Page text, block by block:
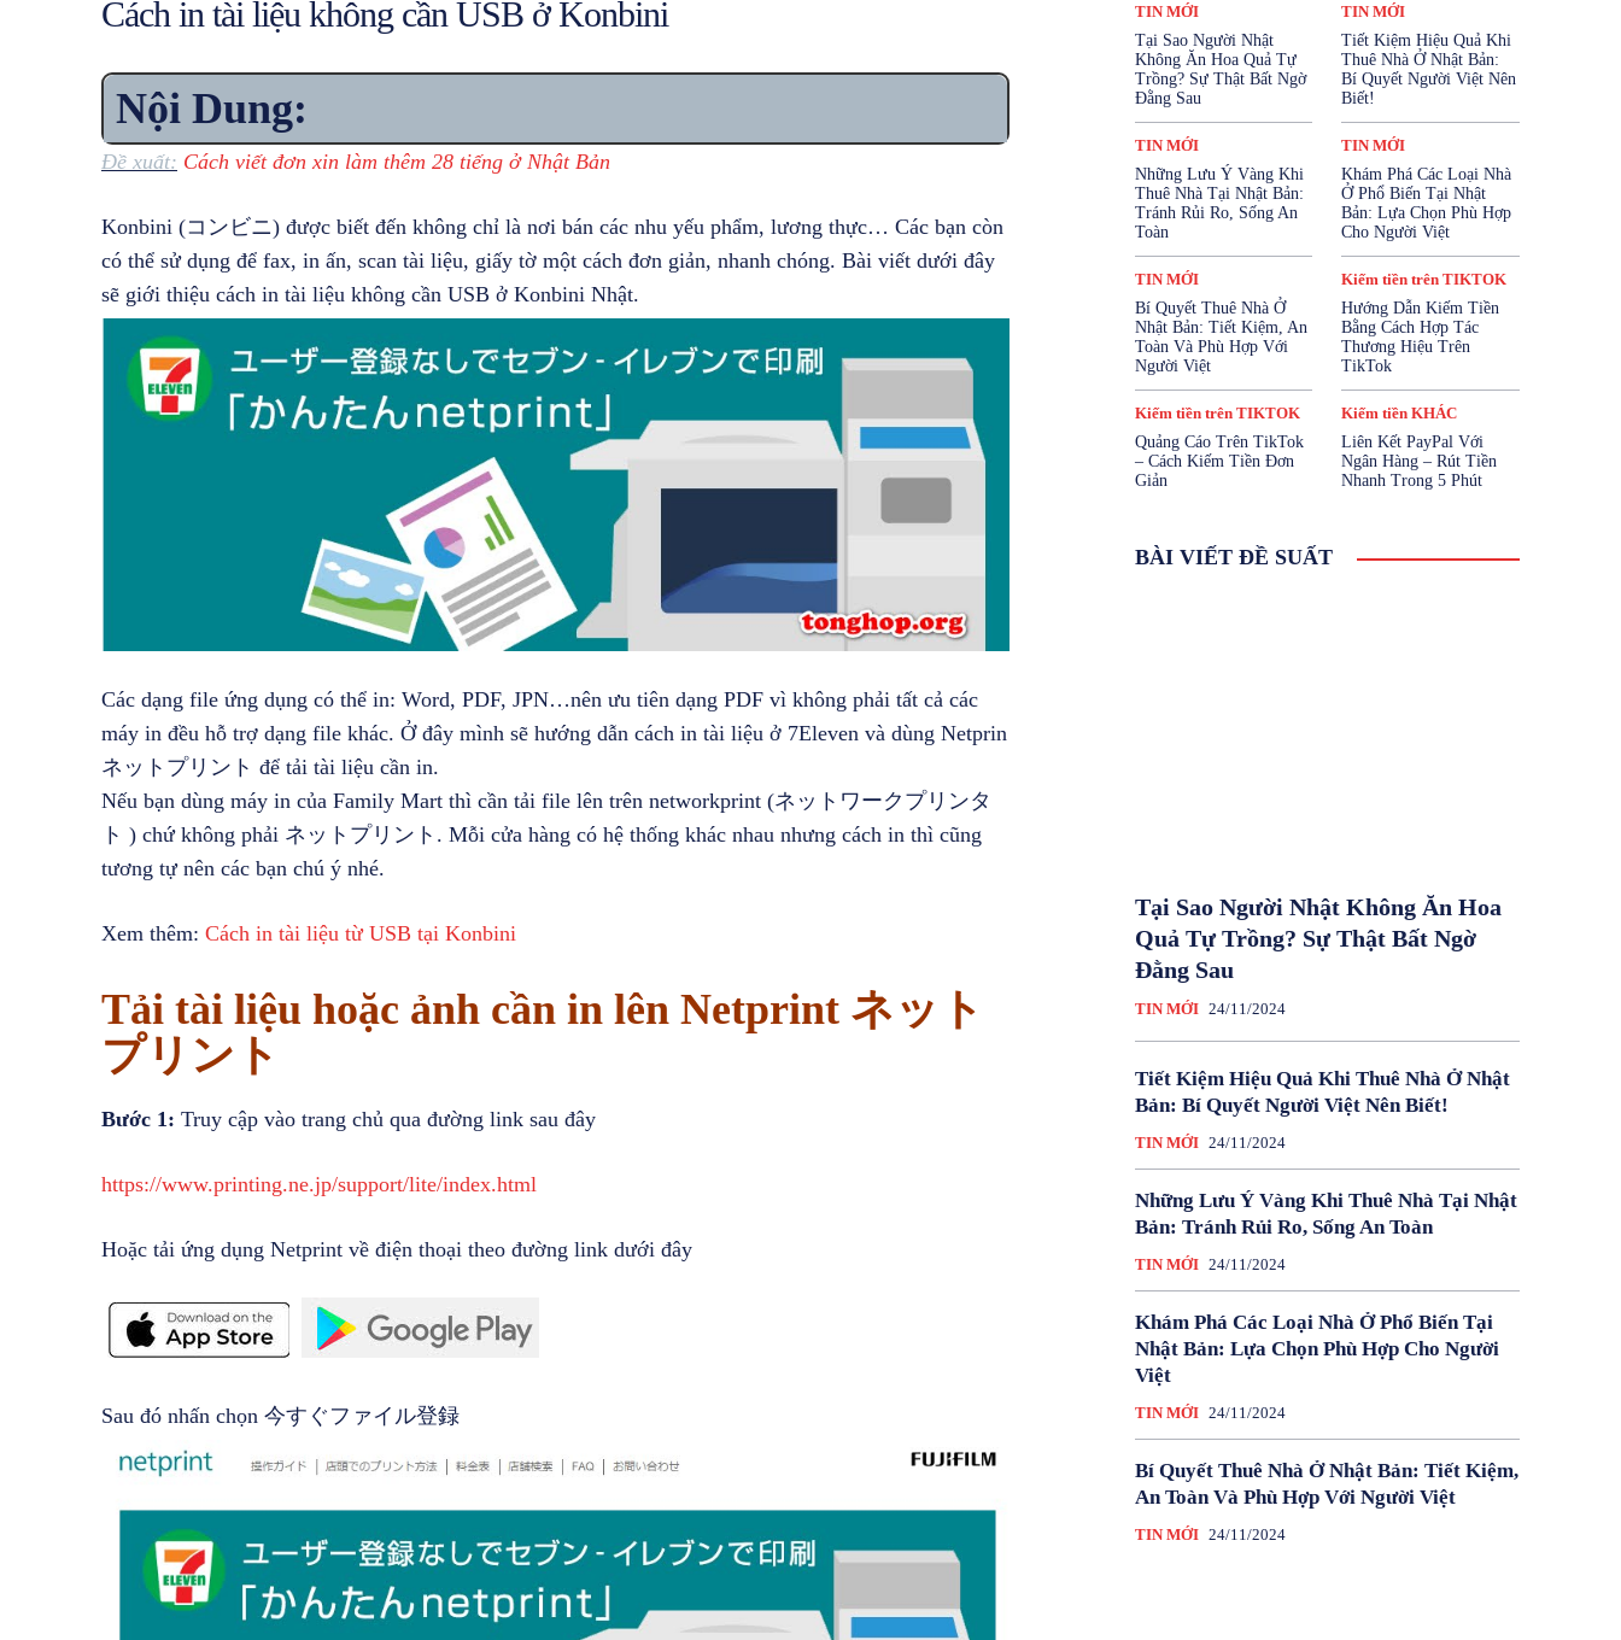
Cách in tài liệu không cần USB ở Konbini
Nội Dung:
Đề xuất: Cách viết đơn xin làm thêm 28 tiếng ở Nhật Bản
Konbini (コンビニ) được biết đến không chỉ là nơi bán các nhu yếu phẩm, lương thực… Các bạn còn
có thể sử dụng để fax, in ấn, scan tài liệu, giấy tờ một cách đơn giản, nhanh chóng. Bài viết dưới đây
sẽ giới thiệu cách in tài liệu không cần USB ở Konbini Nhật.
Các dạng file ứng dụng có thể in: Word, PDF, JPN…nên ưu tiên dạng PDF vì không phải tất cả các
máy in đều hỗ trợ dạng file khác. Ở đây mình sẽ hướng dẫn cách in tài liệu ở 7Eleven và dùng Netprin
ネットプリント để tải tài liệu cần in.
Nếu bạn dùng máy in của Family Mart thì cần tải file lên trên networkprint (ネットワークプリンタ
ト ) chứ không phải ネットプリント. Mỗi cửa hàng có hệ thống khác nhau nhưng cách in thì cũng
tương tự nên các bạn chú ý nhé.
Xem thêm: Cách in tài liệu từ USB tại Konbini
Tải tài liệu hoặc ảnh cần in lên Netprint ネット
プリント
Bước 1: Truy cập vào trang chủ qua đường link sau đây
https://www.printing.ne.jp/support/lite/index.html
Hoặc tải ứng dụng Netprint về điện thoại theo đường link dưới đây
Sau đó nhấn chọn 今すぐファイル登録
Kiếm tiền trên FACEBOOK
Kiếm tiền trên TIKTOK
Kiếm tiền trên YOUTUBE
Mở Tài Khoản Ngân Hàng
Mua Bảo Hiểm Online
Sản Phẩm Cho Trẻ Em
Tài Chính & Bảo Hiểm
TĂNG CƯỜNG SINH LÝ
Thiết Bị Điện Tử
Thời Trang
Thực Phẩm & Đồ Uống
Vay Tiền Online
Vay Tín Chấp
Nhiều hơn
TIN MỚI
Tại Sao Người Nhật
Không Ăn Hoa Quả Tự
Trồng? Sự Thật Bất Ngờ
Đằng Sau
TIN MỚI
Tiết Kiệm Hiệu Quả Khi
Thuê Nhà Ở Nhật Bản:
Bí Quyết Người Việt Nên
Biết!
TIN MỚI
Những Lưu Ý Vàng Khi
Thuê Nhà Tại Nhật Bản:
Tránh Rủi Ro, Sống An
Toàn
TIN MỚI
Khám Phá Các Loại Nhà
Ở Phổ Biến Tại Nhật
Bản: Lựa Chọn Phù Hợp
Cho Người Việt
TIN MỚI
Bí Quyết Thuê Nhà Ở
Nhật Bản: Tiết Kiệm, An
Toàn Và Phù Hợp Với
Người Việt
Kiếm tiền trên TIKTOK
Hướng Dẫn Kiếm Tiền
Bằng Cách Hợp Tác
Thương Hiệu Trên
TikTok
Kiếm tiền trên TIKTOK
Quảng Cáo Trên TikTok
– Cách Kiếm Tiền Đơn
Giản
Kiếm tiền KHÁC
Liên Kết PayPal Với
Ngân Hàng – Rút Tiền
Nhanh Trong 5 Phút
BÀI VIẾT ĐỀ SUẤT
Tại Sao Người Nhật Không Ăn Hoa
Quả Tự Trồng? Sự Thật Bất Ngờ
Đằng Sau
TIN MỚI 24/11/2024
Tiết Kiệm Hiệu Quả Khi Thuê Nhà Ở Nhật
Bản: Bí Quyết Người Việt Nên Biết!
TIN MỚI 24/11/2024
Những Lưu Ý Vàng Khi Thuê Nhà Tại Nhật
Bản: Tránh Rủi Ro, Sống An Toàn
TIN MỚI 24/11/2024
Khám Phá Các Loại Nhà Ở Phổ Biến Tại
Nhật Bản: Lựa Chọn Phù Hợp Cho Người
Việt
TIN MỚI 24/11/2024
Bí Quyết Thuê Nhà Ở Nhật Bản: Tiết Kiệm,
An Toàn Và Phù Hợp Với Người Việt
TIN MỚI 24/11/2024